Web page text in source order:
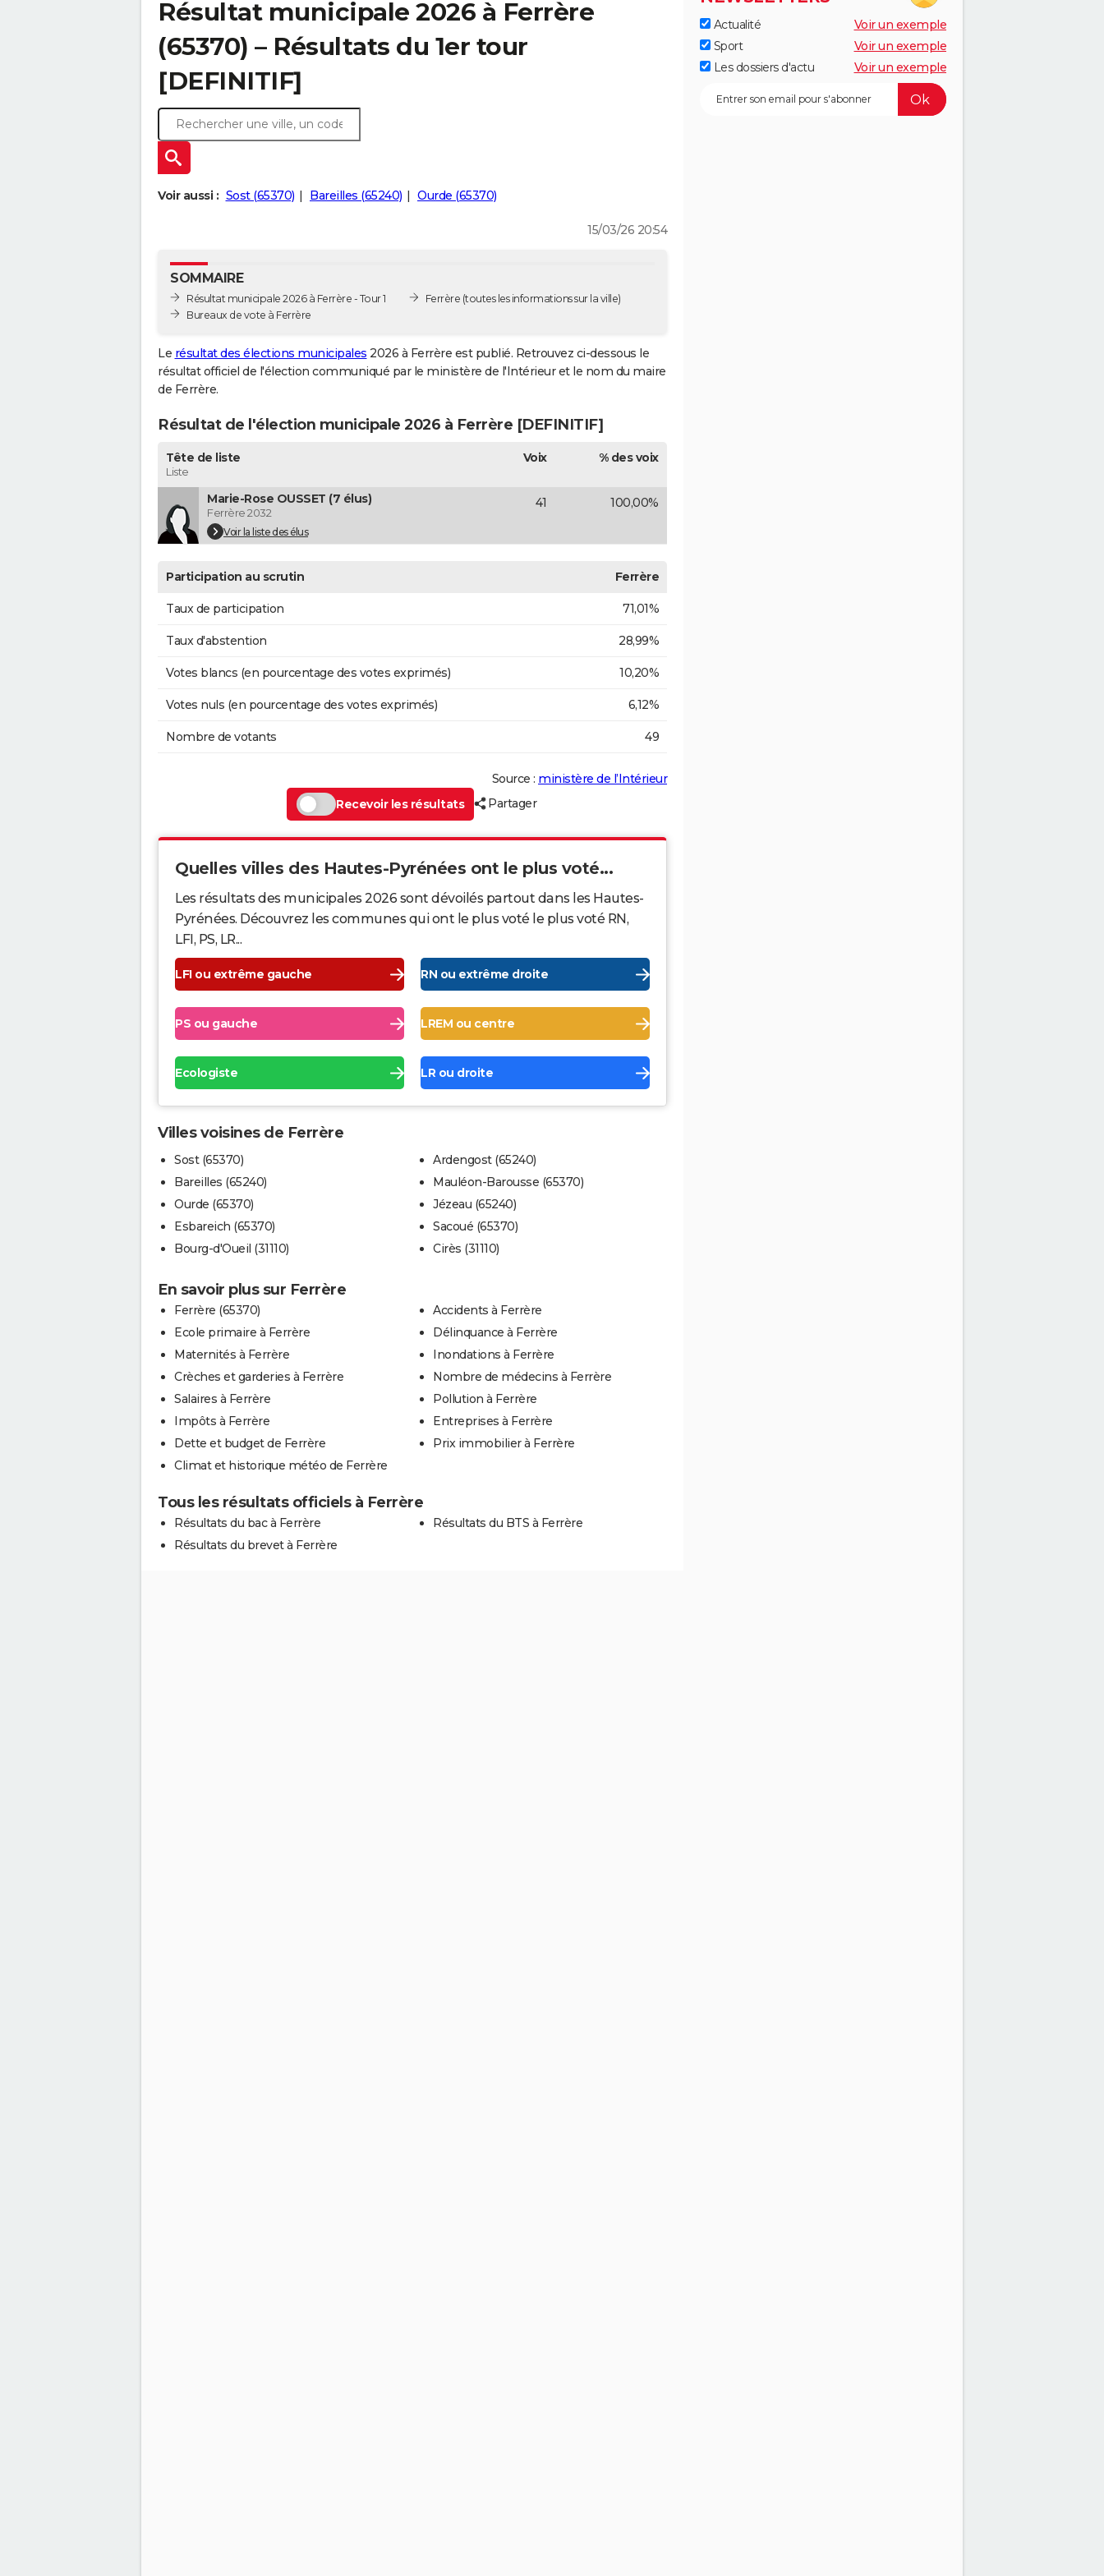
Résultat municipale 2026 à Ferrère
(65370) – Résultats du 1er tour
[DEFINITIF]
Voir aussi : Sost (65370) Bareilles (65240) Ourde (65370)
15/03/26 20:54
SOMMAIRE
Résultat municipale 2026 à Ferrère - Tour 1
Bureaux de vote à Ferrère
Ferrère (toutes les informations sur la ville)
Le résultat des élections municipales 2026 à Ferrère est publié. Retrouvez ci-dessous le
résultat officiel de l'élection communiqué par le ministère de l'Intérieur et le nom du maire
de Ferrère.
Résultat de l'élection municipale 2026 à Ferrère [DEFINITIF]
Tête de liste
Liste
Voix % des voix
Marie-Rose OUSSET (7 élus)
Ferrère 2032
Voir la liste des élus
41 100,00%
Participation au scrutin Ferrère
Taux de participation 71,01%
Taux d'abstention 28,99%
Votes blancs (en pourcentage des votes exprimés) 10,20%
Votes nuls (en pourcentage des votes exprimés) 6,12%
Nombre de votants 49
Source : ministère de l’Intérieur
Recevoir les résultats
Partager
Quelles villes des Hautes-Pyrénées ont le plus voté...
Les résultats des municipales 2026 sont dévoilés partout dans les Hautes-
Pyrénées. Découvrez les communes qui ont le plus voté le plus voté RN,
LFI, PS, LR...
LFI ou extrême gauche RN ou extrême droite
PS ou gauche LREM ou centre
Ecologiste LR ou droite
Villes voisines de Ferrère
Sost (65370)
Bareilles (65240)
Ourde (65370)
Esbareich (65370)
Bourg-d'Oueil (31110)
Ardengost (65240)
Mauléon-Barousse (65370)
Jézeau (65240)
Sacoué (65370)
Cirès (31110)
En savoir plus sur Ferrère
Ferrère (65370)
Ecole primaire à Ferrère
Maternités à Ferrère
Crèches et garderies à Ferrère
Salaires à Ferrère
Impôts à Ferrère
Dette et budget de Ferrère
Climat et historique météo de Ferrère
Accidents à Ferrère
Délinquance à Ferrère
Inondations à Ferrère
Nombre de médecins à Ferrère
Pollution à Ferrère
Entreprises à Ferrère
Prix immobilier à Ferrère
Tous les résultats officiels à Ferrère
Résultats du bac à Ferrère
Résultats du brevet à Ferrère
Résultats du BTS à Ferrère
Actualité
Voir un exemple
Sport
Voir un exemple
Les dossiers d'actu
Voir un exemple